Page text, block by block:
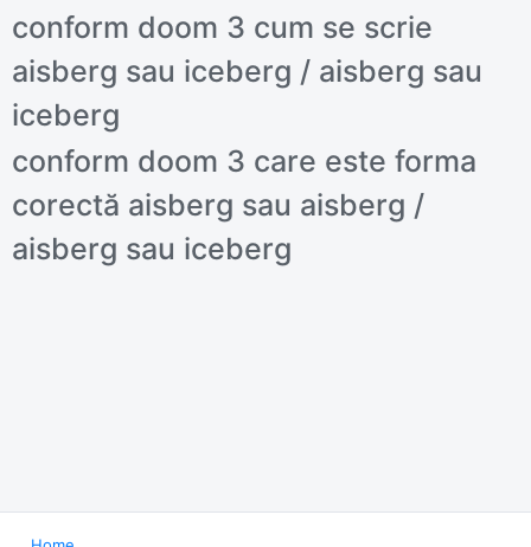
conform doom 3 cum se scrie
aisberg sau iceberg / aisberg sau
iceberg
conform doom 3 care este forma
corectă aisberg sau aisberg /
aisberg sau iceberg